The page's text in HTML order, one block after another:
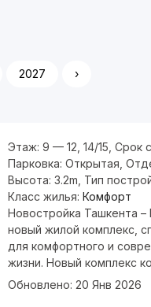
2027 ›
Этаж: 9 — 12, 14/15 Срок
Парковка: Открытая
Высота: 3.2m Тип
Класс жилья: Комфорт
Новостройка Ташкента –
новый жилой комплекс,
для комфортного и
жизни. Новый комплекс
Обновлено: 20 Янв 2026